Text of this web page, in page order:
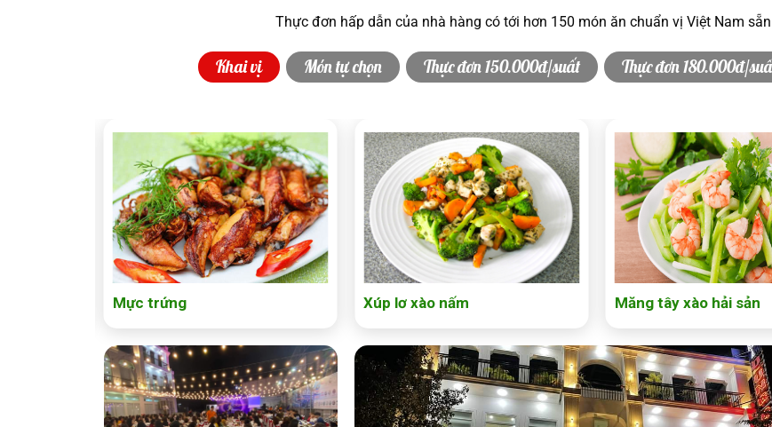
Thực đơn hấp dẫn của nhà hàng có tới hơn 150 món ăn chuẩn vị Việt Nam
Khai vị Món tự chọn Thực đơn 150.000đ/suất Thực đơn 180.000đ/
Mực trứng Xúp lơ xào nấm Măng tây xào hải sản